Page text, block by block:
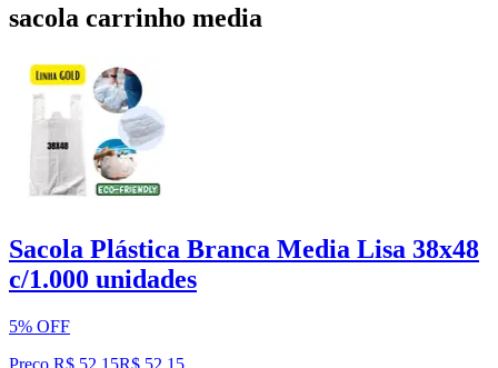
sacola carrinho media
Sacola Plástica Branca Media Lisa 38x48
c/1.000 unidades
5% OFF
Preço R$ 52,15R$ 52,15